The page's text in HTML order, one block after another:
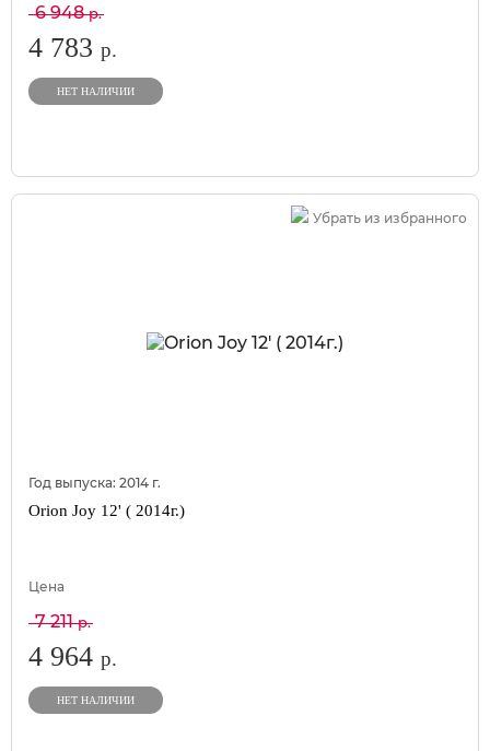
6 948р.
4 783 р.
НЕТ НАЛИЧИИ
Убрать из избранного
Год выпуска: 2014 г.
Orion Joy 12' ( 2014г.)
Цена
7 211р.
4 964 р.
НЕТ НАЛИЧИИ